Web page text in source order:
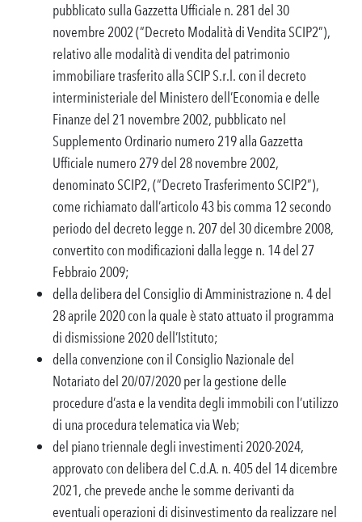
pubblicato sulla Gazzetta Ufficiale n. 281 del 30
novembre 2002 (“Decreto Modalità di Vendita SCIP2”),
relativo alle modalità di vendita del patrimonio
immobiliare trasferito alla SCIP S.r.l. con il decreto
interministeriale del Ministero dell’Economia e delle
Finanze del 21 novembre 2002, pubblicato nel
Supplemento Ordinario numero 219 alla Gazzetta
Ufficiale numero 279 del 28 novembre 2002,
denominato SCIP2, (“Decreto Trasferimento SCIP2”),
come richiamato dall’articolo 43 bis comma 12 secondo
periodo del decreto legge n. 207 del 30 dicembre 2008,
convertito con modificazioni dalla legge n. 14 del 27
Febbraio 2009;
della delibera del Consiglio di Amministrazione n. 4 del
28 aprile 2020 con la quale è stato attuato il programma
di dismissione 2020 dell’Istituto;
della convenzione con il Consiglio Nazionale del
Notariato del 20/07/2020 per la gestione delle
procedure d’asta e la vendita degli immobili con l’utilizzo
di una procedura telematica via Web;
del piano triennale degli investimenti 2020-2024,
approvato con delibera del C.d.A. n. 405 del 14 dicembre
2021, che prevede anche le somme derivanti da
eventuali operazioni di disinvestimento da realizzare nel